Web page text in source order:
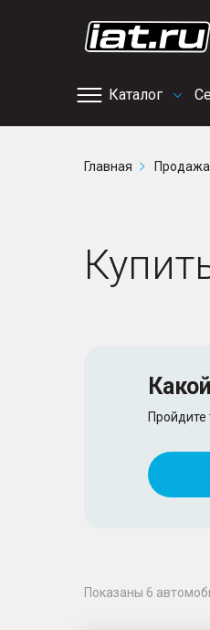
Каталог
сервис
Снегоходы
Квадроциклы
Главная Продажа
Показаны 6